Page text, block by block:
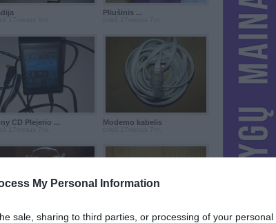
My Personal Information
sale, sharing to third parties, or processing of your personal
Pliušinis ...
CD Plejerio ... Modemo kabelis